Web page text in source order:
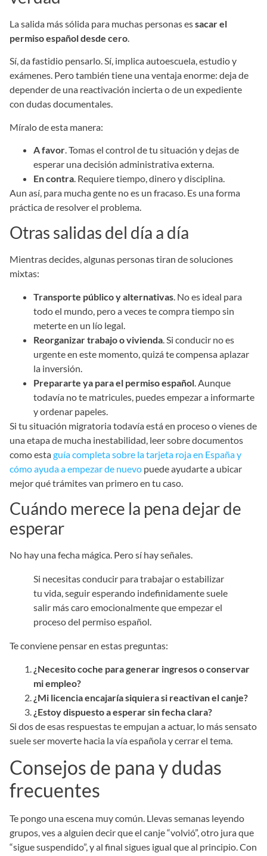
La salida más sólida para muchas personas essacar el
permiso español desde cero.
Sí, da fastidio pensarlo. Sí, implica autoescuela, estudio y
exámenes. Pero también tiene una ventaja enorme: deja de
depender de una reactivación incierta o de un expediente
con dudas documentales.
Míralo de esta manera:
A favor. Tomas el control de tu situación y dejas de
esperar una decisión administrativa externa.
En contra. Requiere tiempo, dinero y disciplina.
Aun así, para mucha gente no es un fracaso. Es una forma
práctica de resolver el problema.
Otras salidas del día a día
Mientras decides, algunas personas tiran de soluciones
mixtas:
Transporte público y alternativas. No es ideal para
todo el mundo, pero a veces te compra tiempo sin
meterte en un lío legal.
Reorganizar trabajo o vivienda. Si conducir no es
urgente en este momento, quizá te compensa aplazar
la inversión.
Prepararte ya para el permiso español. Aunque
todavía no te matricules, puedes empezar a informarte
y ordenar papeles.
Si tu situación migratoria todavía está en proceso o vienes de
una etapa de mucha inestabilidad, leer sobre documentos
como estaguía completa sobre la tarjeta roja en España y
cómo ayuda a empezar de nuevo puede ayudarte a ubicar
mejor qué trámites van primero en tu caso.
Cuándo merece la pena dejar de
esperar
No hay una fecha mágica. Pero sí hay señales.
Si necesitas conducir para trabajar o estabilizar
tu vida, seguir esperando indefinidamente suele
salir más caro emocionalmente que empezar el
proceso del permiso español.
Te conviene pensar en estas preguntas:
¿Necesito coche para generar ingresos o conservar
mi empleo?
¿Mi licencia encajaría siquiera si reactivan el canje?
¿Estoy dispuesto a esperar sin fecha clara?
Si dos de esas respuestas te empujan a actuar, lo más sensato
suele ser moverte hacia la vía española y cerrar el tema.
Consejos de pana y dudas
frecuentes
Te pongo una escena muy común. Llevas semanas leyendo
grupos, ves a alguien decir que el canje “volvió”, otro jura que
“sigue suspendido”, y al final sigues igual que al principio. Con